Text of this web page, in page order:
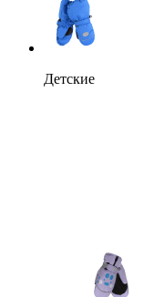
Детские